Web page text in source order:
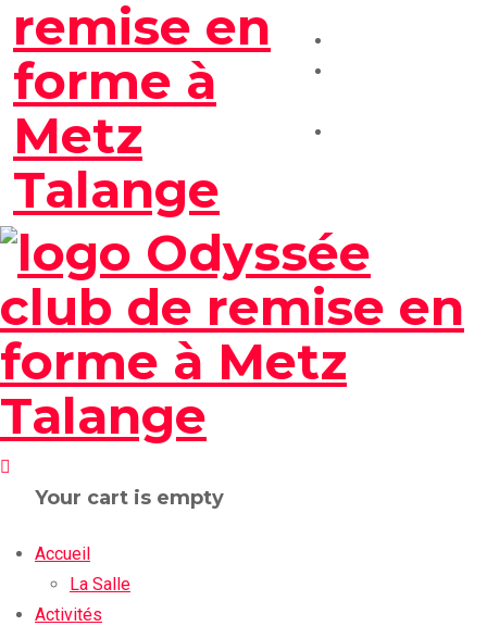
Your cart is empty
Accueil
La Salle
Activités